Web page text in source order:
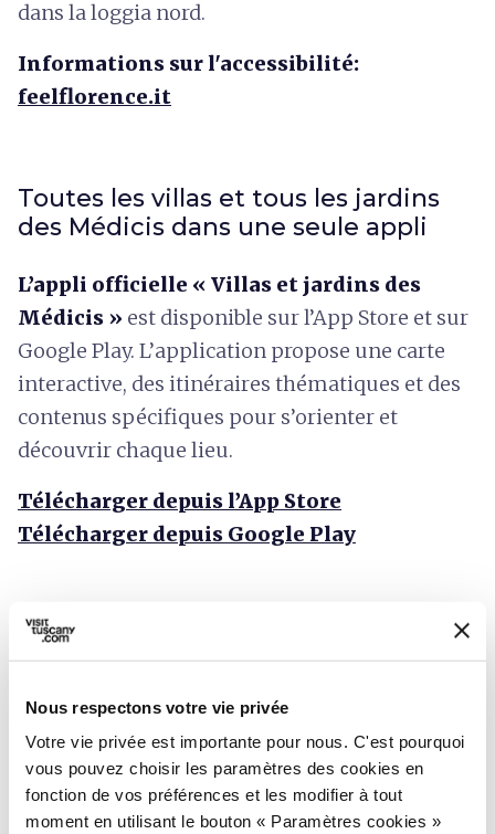
Nous respectons votre vie privée
Votre vie privée est importante pour nous. C'est pourquoi
vous pouvez choisir les paramètres des cookies en
fonction de vos préférences et les modifier à tout
moment en utilisant le bouton « Paramètres cookies »
dans la loggia nord.
Informations sur l'accessibilité:
feelflorence.it
Toutes les villas et tous les jardins
des Médicis dans une seule appli
L’appli officielle « Villas et jardins des
Médicis » est disponible sur l’App Store et sur
Google Play. L’application propose une carte
interactive, des itinéraires thématiques et des
contenus spécifiques pour s’orienter et
découvrir chaque lieu.
Télécharger depuis l’App Store
Télécharger depuis Google Play